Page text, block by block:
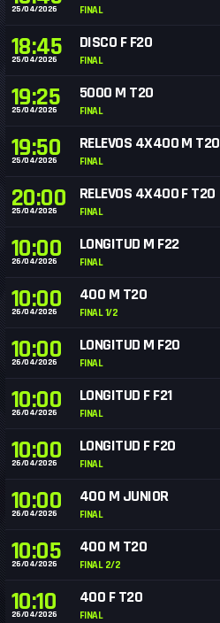
25/04/2026 FINAL
18:45
25/04/2026
DISCO F F20
FINAL
19:25
25/04/2026
5000 M T20
FINAL
19:50
25/04/2026
RELEVOS 4X400 M T20
FINAL
20:00
25/04/2026
RELEVOS 4X400 F T20
FINAL
10:00
26/04/2026
LONGITUD M F22
FINAL
10:00
26/04/2026
400 M T20
FINAL 1/2
10:00
26/04/2026
LONGITUD M F20
FINAL
10:00
26/04/2026
LONGITUD F F21
FINAL
10:00
26/04/2026
LONGITUD F F20
FINAL
10:00
26/04/2026
400 M JUNIOR
FINAL
10:05
26/04/2026
400 M T20
FINAL 2/2
10:10
26/04/2026
400 F T20
FINAL